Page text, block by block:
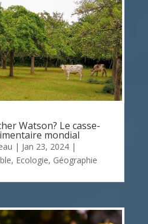
Watson? Le casse-
mondial
| Jan 23, 2024 |
, Ecologie, Géographie